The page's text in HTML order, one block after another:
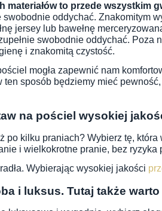
materiałów to przede wszystkim
oddychać. Znakomitym
jersey lub bawełnę
swobodnie oddychać.
i znakomitą czystość.
mogła zapewnić nam
sposób będziemy mieć
na pościel wysokiej
kilku praniach? Wybierz tę,
i wielkokrotne pranie, bez
Wybierając wysokiej jakości
i luksus. Tutaj także